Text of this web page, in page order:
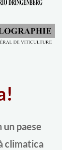
paese
climatica